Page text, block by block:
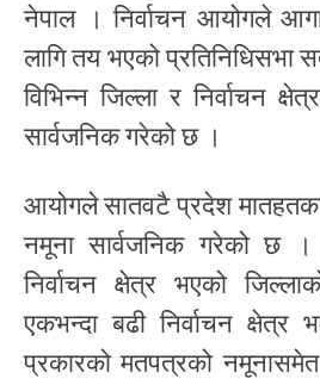
नेपाल । निर्वाचन आयोगले
लागि तय भएको प्रतिनिधिसभा
विभिन्न जिल्ला र निर्वाचन
सार्वजनिक गरेको छ ।
आयोगले सातवटै प्रदेश
नमूना सार्वजनिक गरेको छ ।
निर्वाचन क्षेत्र भएको
एकभन्दा बढी निर्वाचन क्षेत्र
प्रकारको मतपत्रको